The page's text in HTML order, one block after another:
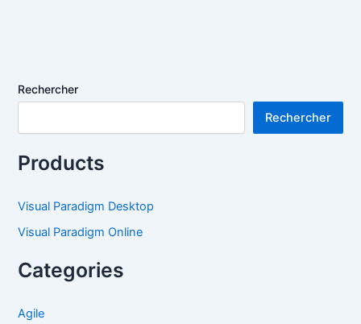
Rechercher
Rechercher
Products
Visual Paradigm Desktop
Visual Paradigm Online
Categories
Agile